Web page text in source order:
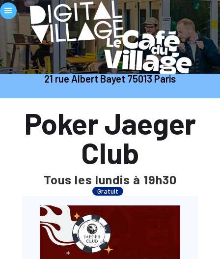
21 rue Albert Bayet 75013 Paris
Poker Jaeger
Club
Tous les lundis à 19h30
Gratuit